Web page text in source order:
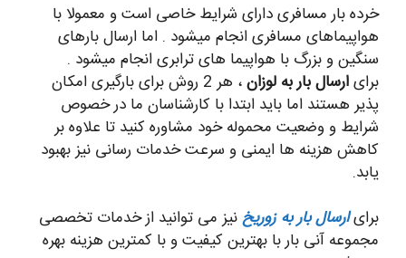
خرده بار مسافری دارای شرایط خاصی است و معمولا با
هواپیماهای مسافری انجام میشود . اما ارسال بارهای
سنگین و بزرگ با هواپیما های ترابری انجام میشود .
برایارسال بار به لوزان
، هر 2 روش برای بارگیری امکان
پذیر هستند اما باید ابتدا با کارشناسان ما در خصوص
شرایط و وضعیت محموله خود مشاوره کنید تا علاوه بر
کاهش هزینه ها ایمنی و سرعت خدمات رسانی نیز بهبود
یابد.
برایارسال بار به زوریخنیز می توانید از خدمات تخصصی
مجموعه آنی بار با بهترین کیفیت و با کمترین هزینه بهره